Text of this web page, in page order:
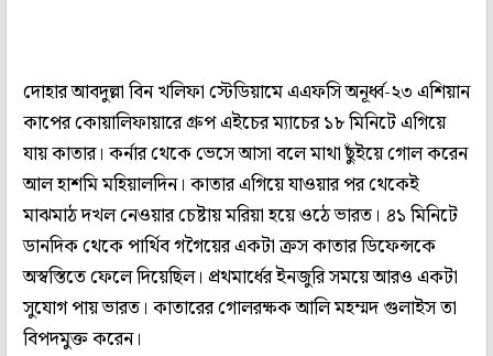
দোহার আবদুল্লা বিন খলিফা স্টেডিয়ামে এএফসি অনূর্ধ্ব-২৩ এশিয়ান
কাপের কোয়ালিফায়ারে গ্রুপ এইচের ম্যাচের ১৮ মিনিটে এগিয়ে
যায় কাতার। কর্নার থেকে ভেসে আসা বলে মাথা ছুঁইয়ে গোল করেন
আল হাশমি মহিয়ালদিন। কাতার এগিয়ে যাওয়ার পর থেকেই
মাঝমাঠ দখল নেওয়ার চেষ্টায় মরিয়া হয়ে ওঠে ভারত। ৪১ মিনিটে
ডানদিক থেকে পার্থিব গগৈয়ের একটা ক্রস কাতার ডিফেন্সকে
অস্বস্তিতে ফেলে দিয়েছিল। প্রথমার্ধের ইনজুরি সময়ে আরও একটা
সুযোগ পায় ভারত। কাতারের গোলরক্ষক আলি মহম্মদ গুলাইস তা
বিপদমুক্ত করেন।